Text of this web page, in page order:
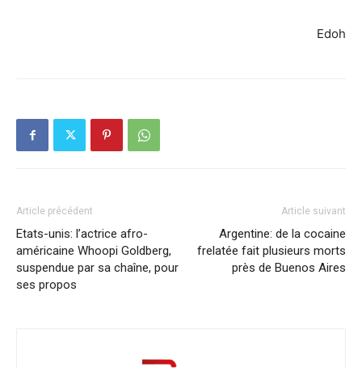
Edoh
Article précédent
Etats-unis: l’actrice afro-
américaine Whoopi Goldberg,
suspendue par sa chaîne, pour
ses propos
Article suivant
Argentine: de la cocaine
frelatée fait plusieurs morts
près de Buenos Aires